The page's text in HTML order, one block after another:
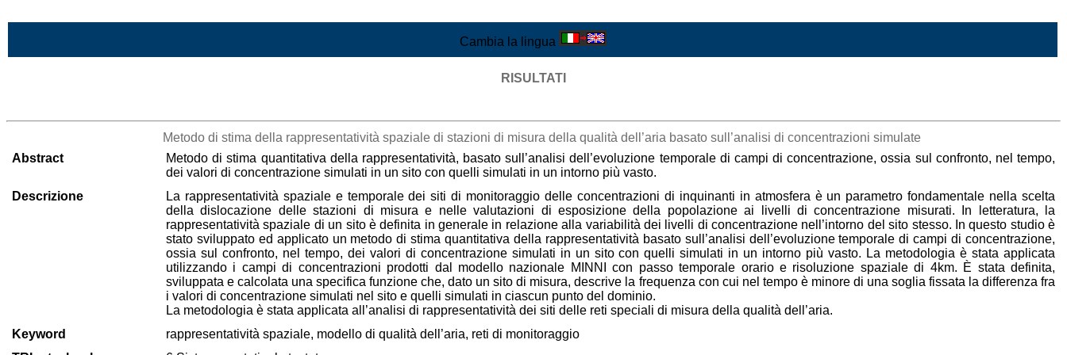
Cambia la lingua
RISULTATI
Metodo di stima della rappresentatività spaziale di stazioni di misura della qualità dell’aria basato sull’analisi di concentrazioni simulate
Abstract
Metodo di stima quantitativa della rappresentatività, basato sull’analisi dell’evoluzione temporale di campi di concentrazione, ossia sul confronto, nel tempo,
dei valori di concentrazione simulati in un sito con quelli simulati in un intorno più vasto.
Descrizione
La rappresentatività spaziale e temporale dei siti di monitoraggio delle concentrazioni di inquinanti in atmosfera è un parametro fondamentale nella scelta
della dislocazione delle stazioni di misura e nelle valutazioni di esposizione della popolazione ai livelli di concentrazione misurati. In letteratura, la
rappresentatività spaziale di un sito è definita in generale in relazione alla variabilità dei livelli di concentrazione nell’intorno del sito stesso. In questo studio è
stato sviluppato ed applicato un metodo di stima quantitativa della rappresentatività basato sull’analisi dell’evoluzione temporale di campi di concentrazione,
ossia sul confronto, nel tempo, dei valori di concentrazione simulati in un sito con quelli simulati in un intorno più vasto. La metodologia è stata applicata
utilizzando i campi di concentrazioni prodotti dal modello nazionale MINNI con passo temporale orario e risoluzione spaziale di 4km. È stata definita,
sviluppata e calcolata una specifica funzione che, dato un sito di misura, descrive la frequenza con cui nel tempo è minore di una soglia fissata la differenza fra
i valori di concentrazione simulati nel sito e quelli simulati in ciascun punto del dominio.
La metodologia è stata applicata all’analisi di rappresentatività dei siti delle reti speciali di misura della qualità dell’aria.
Keyword
rappresentatività spaziale, modello di qualità dell’aria, reti di monitoraggio